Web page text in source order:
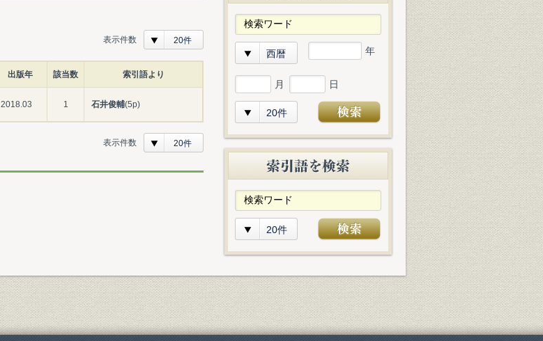
表示件数 20件
出版年 該当数 索引語より
2018.03 1 石井俊輔(5p)
表示件数 20件
西暦 年
月 日
20件
20件